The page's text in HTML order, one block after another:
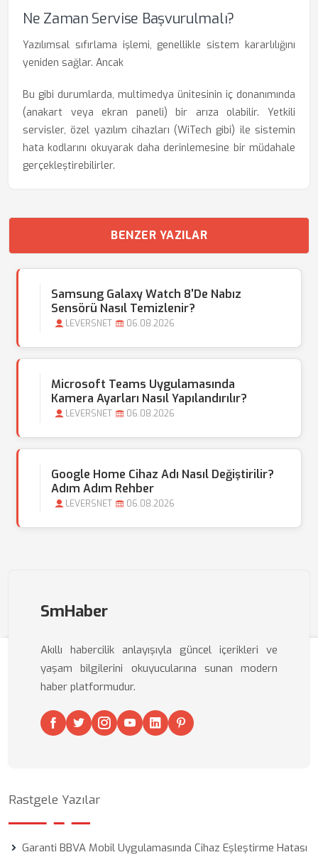
Ne Zaman Servise Başvurulmalı?
Yazılımsal sıfırlama işlemi, genellikle sistem kararlılığını
yeniden sağlar. Ancak
Bu gibi durumlarda, multimedya ünitesinin iç donanımında
(anakart veya ekran paneli) bir arıza olabilir. Yetkili
servisler, özel yazılım cihazları (WiTech gibi) ile sistemin
hata kodlarını okuyarak daha derinlemesine bir müdahale
gerçekleştirebilirler.
BENZER YAZILAR
Samsung Galaxy Watch 8'de Nabız
Sensörü Nasıl Temizlenir?
LEVERSNET 06.08.2026
Microsoft Teams Uygulamasında
Kamera Ayarları Nasıl Yapılandırılır?
LEVERSNET 06.08.2026
Google Home Cihaz Adı Nasıl Değiştirilir?
Adım Adım Rehber
LEVERSNET 06.08.2026
SmHaber
Akıllı habercilik anlayışıyla güncel içerikleri ve
yaşam bilgilerini okuyucularına sunan modern
haber platformudur.
Rastgele Yazılar
Garanti BBVA Mobil Uygulamasında Cihaz Eşleştirme Hatası